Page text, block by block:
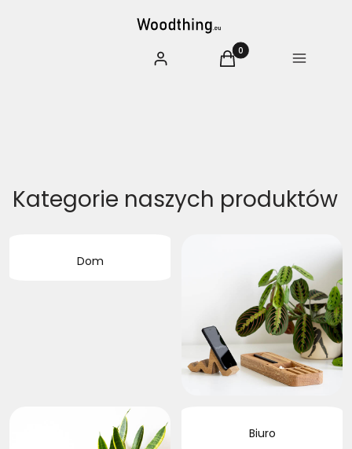
Zaloguj się Produkty w koszyku: 0.
Koszyk Menu
Kategorie naszych produktów
Dom
Biuro